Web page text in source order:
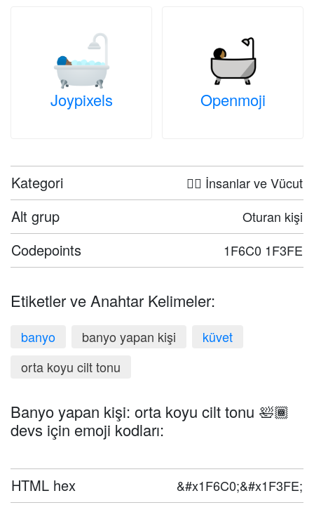
Joypixels Openmoji
Kategori 🤦‍♀️ İnsanlar ve Vücut
Alt grup Oturan kişi
Codepoints 1F6C0 1F3FE
Etiketler ve Anahtar Kelimeler:
banyo banyo yapan kişi
küvet
orta koyu cilt tonu
Banyo yapan kişi: orta koyu cilt tonu 🛀🏾
devs için emoji kodları:
HTML hex &#x1F6C0;&#x1F3FE;